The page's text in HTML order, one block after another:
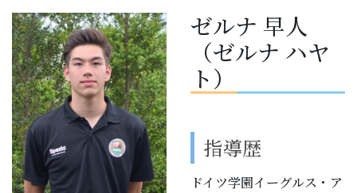
ゼルナ 早人
（ゼルナ ハヤ
ト）
指導歴
ドイツ学園イーグルス・ア